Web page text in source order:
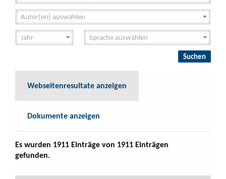
Autor(en) auswählen
Webseitenresultate anzeigen
Dokumente anzeigen
Es wurden 1911 Einträge von 1911 Einträgen
gefunden.